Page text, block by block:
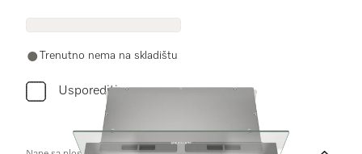
Trenutno nema na skladištu
Usporediti